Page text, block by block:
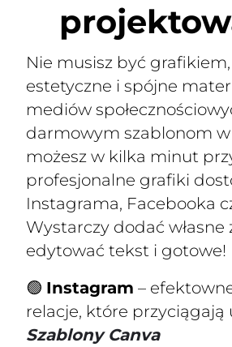
Nie musisz być
estetyczne i spójne
mediów
darmowym szablonom
możesz w kilka minut
profesjonalne grafiki
Instagrama, Facebooka
Wystarczy dodać własne
edytować tekst i gotowe!
🟢 Instagram –
relacje, które przyciągają
Szablony Canva